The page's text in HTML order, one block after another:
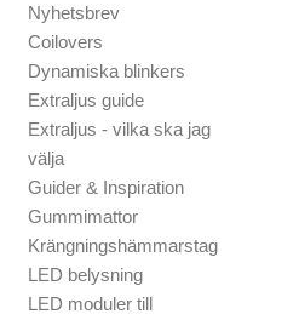
Nyhetsbrev
Coilovers
Dynamiska blinkers
Extraljus guide
Extraljus - vilka ska jag
välja
Guider & Inspiration
Gummimattor
Krängningshämmarstag
LED belysning
LED moduler till